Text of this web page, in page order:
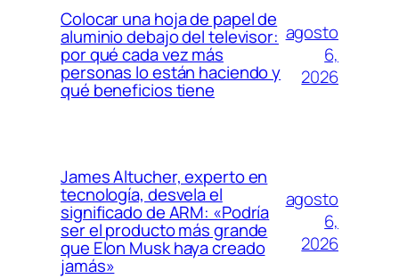
Colocar una hoja de papel de
aluminio debajo del televisor:
por qué cada vez más
personas lo están haciendo y
qué beneficios tiene
agosto
6,
2026
James Altucher, experto en
tecnología, desvela el
significado de ARM: «Podría
ser el producto más grande
que Elon Musk haya creado
jamás»
agosto
6,
2026